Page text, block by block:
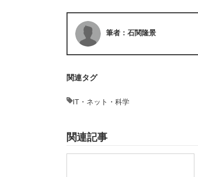
筆者：石関隆景
関連タグ
IT・ネット・科学
関連記事